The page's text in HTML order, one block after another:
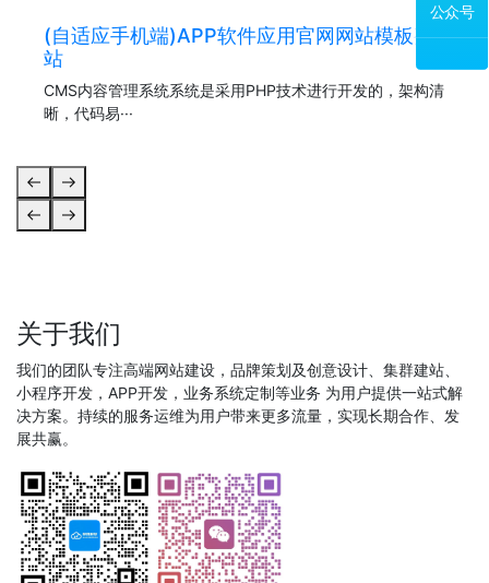
(自适应手机端)APP软件应用官网网站模板整
站
CMS内容管理系统系统是采用PHP技术进行开发的，架构清
晰，代码易···
关于我们
我们的团队专注高端网站建设，品牌策划及创意设计、集群建站、
小程序开发，APP开发，业务系统定制等业务 为用户提供一站式解
决方案。持续的服务运维为用户带来更多流量，实现长期合作、发
展共赢。